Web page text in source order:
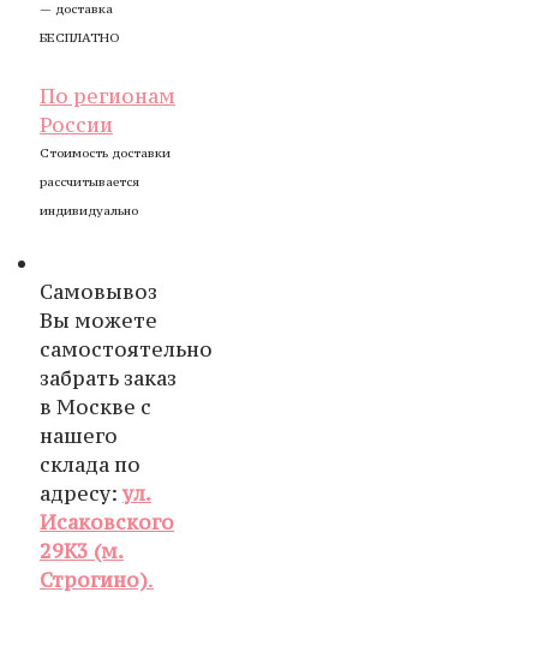
— доставка
БЕСПЛАТНО
По регионам
России
Стоимость доставки
рассчитывается
индивидуально
Самовывоз
Вы можете
самостоятельно
забрать заказ
в Москве с
нашего
склада по
адресу:ул.
Исаковского
29К3 (м.
Строгино).